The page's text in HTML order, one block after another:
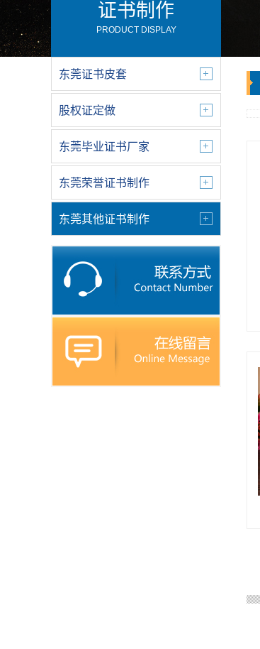
证书制作
PRODUCT DISPLAY
东莞证书皮套
股权证定做
东莞毕业证书厂家
东莞荣誉证书制作
东莞其他证书制作